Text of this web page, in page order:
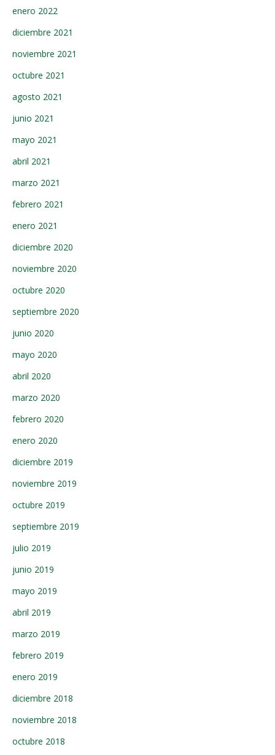
enero 2022
diciembre 2021
noviembre 2021
octubre 2021
agosto 2021
junio 2021
mayo 2021
abril 2021
marzo 2021
febrero 2021
enero 2021
diciembre 2020
noviembre 2020
octubre 2020
septiembre 2020
junio 2020
mayo 2020
abril 2020
marzo 2020
febrero 2020
enero 2020
diciembre 2019
noviembre 2019
octubre 2019
septiembre 2019
julio 2019
junio 2019
mayo 2019
abril 2019
marzo 2019
febrero 2019
enero 2019
diciembre 2018
noviembre 2018
octubre 2018